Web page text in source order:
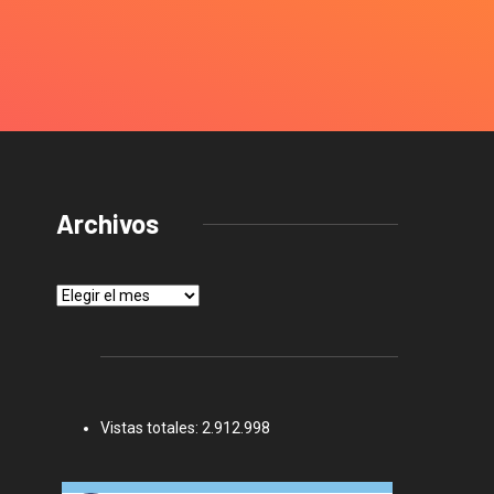
Archivos
Archivos
Vistas totales: 2.912.998